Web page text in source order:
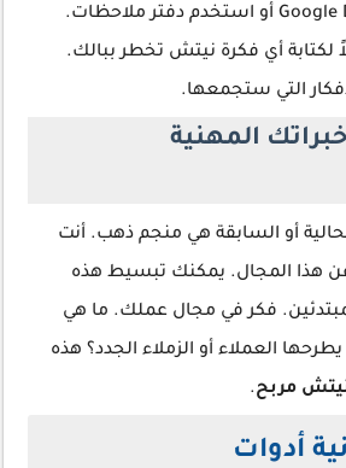
قم بإنشاء ملف Google Docs أو استخدم دفتر ملاحظات.
أي فكرة نيتش تخطر ببالك.
التي ستجمعها.
المهنية
أو السابقة هي منجم ذهب. أنت
عن هذا المجال. يمكنك تبسيط هذه
فكر في مجال عملك. ما هي
يطرحها العملاء أو الزملاء الجدد؟ هذه
مربح.
أدوات